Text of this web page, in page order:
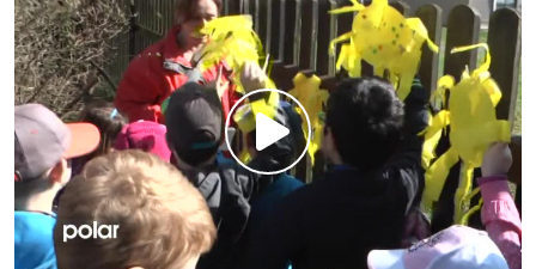
Přehrát